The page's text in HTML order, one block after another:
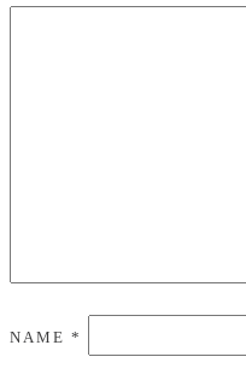
NAME *